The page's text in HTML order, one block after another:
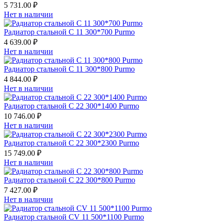
5 731.00 ₽
Нет в наличии
Радиатор стальной С 11 300*700 Purmo
4 639.00 ₽
Нет в наличии
Радиатор стальной С 11 300*800 Purmo
4 844.00 ₽
Нет в наличии
Радиатор стальной С 22 300*1400 Purmo
10 746.00 ₽
Нет в наличии
Радиатор стальной С 22 300*2300 Purmo
15 749.00 ₽
Нет в наличии
Радиатор стальной С 22 300*800 Purmo
7 427.00 ₽
Нет в наличии
Радиатор стальной СV 11 500*1100 Purmo